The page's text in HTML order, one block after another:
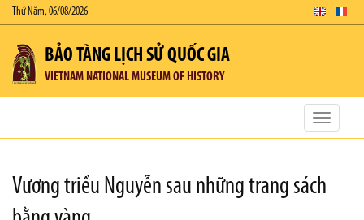
Thứ Năm, 06/08/2026
BẢO TÀNG LỊCH SỬ QUỐC GIA
VIETNAM NATIONAL MUSEUM OF HISTORY
Toggle
Vương triều Nguyễn sau những trang sách